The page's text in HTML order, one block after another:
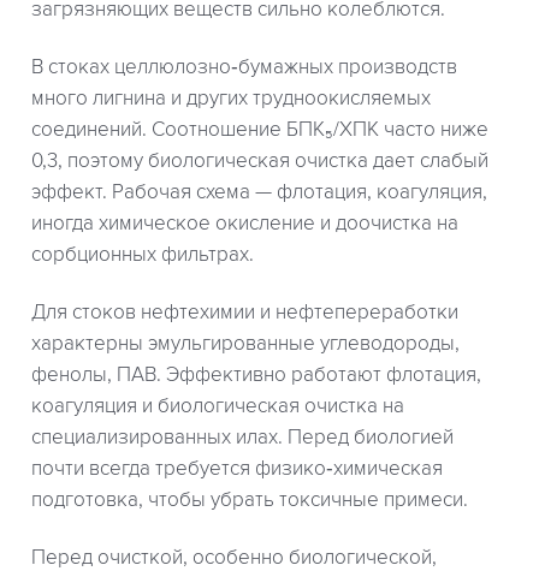
загрязняющих веществ сильно колеблются.
В стоках целлюлозно‑бумажных производств
много лигнина и других трудноокисляемых
соединений. Соотношение БПК₅/ХПК часто ниже
0,3, поэтому биологическая очистка дает слабый
эффект. Рабочая схема — флотация, коагуляция,
иногда химическое окисление и доочистка на
сорбционных фильтрах.
Для стоков нефтехимии и нефтепереработки
характерны эмульгированные углеводороды,
фенолы, ПАВ. Эффективно работают флотация,
коагуляция и биологическая очистка на
специализированных илах. Перед биологией
почти всегда требуется физико‑химическая
подготовка, чтобы убрать токсичные примеси.
Перед очисткой, особенно биологической,